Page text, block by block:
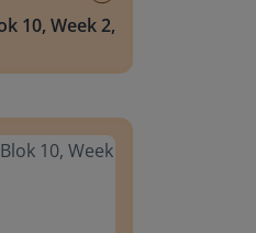
10, Week 2,